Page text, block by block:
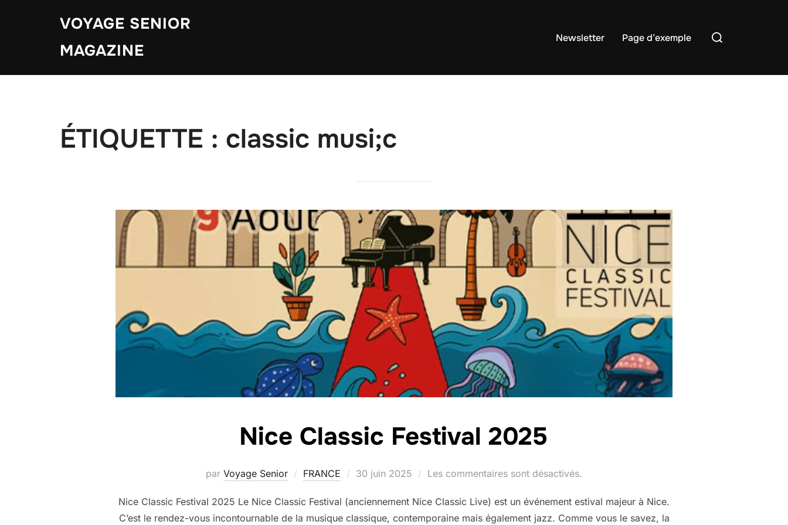
VOYAGE SENIOR
MAGAZINE
Newsletter Page d’exemple
Rechercher :
ÉTIQUETTE : classic musi;c
Nice Classic Festival 2025
par Voyage Senior FRANCE
Publié
30 juin 2025 Les commentaires sont désactivés.
Nice Classic Festival 2025 Le Nice Classic Festival (anciennement Nice Classic Live) est un événement estival majeur à Nice.
C’est le rendez-vous incontournable de la musique classique, contemporaine mais également jazz. Comme vous le savez, la